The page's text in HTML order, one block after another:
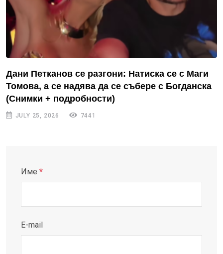
Дани Петканов се разгони: Натиска се с Маги
Томова, а се надява да се събере с Богданска
(Снимки + подробности)
JULY 25, 2026 7441
Име *
E-mail